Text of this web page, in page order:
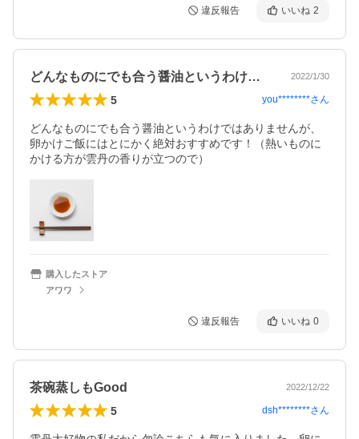
違反報告 いいね 2
どんなものにでも合う醤油というわけでは… 2022/1/30
5 you********さん
どんなものにでも合う醤油というわけではありませんが、
卵かけご飯にはとにかく絶対おすすめです！（熱いものに
かける方が雲丹の香りが立つので）
購入したストア
アワワ
違反報告 いいね 0
茶碗蒸しもGood 2022/12/22
5 dsh********さん